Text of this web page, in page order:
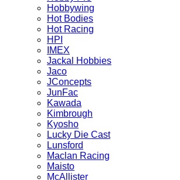
Hobbywing
Hot Bodies
Hot Racing
HPI
IMEX
Jackal Hobbies
Jaco
JConcepts
JunFac
Kawada
Kimbrough
Kyosho
Lucky Die Cast
Lunsford
Maclan Racing
Maisto
McAllister